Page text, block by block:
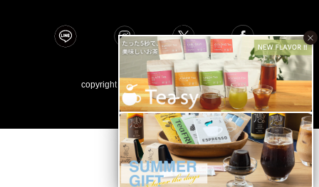
×
copyright © INIC coﬀee all right reserved